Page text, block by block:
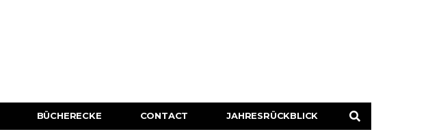
BÜCHERECKE CONTACT JAHRESRÜCKBLICK